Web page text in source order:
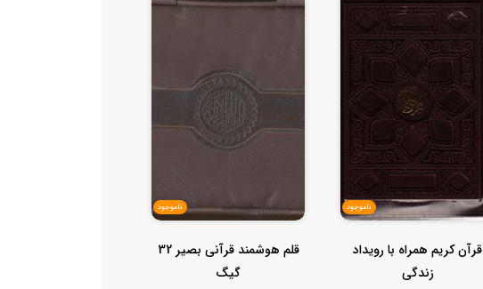
ناموجود
قرآن کریم همراه با رویداد
زندگی
ناموجود
قلم هوشمند قرآنی بصیر 32
گیگ